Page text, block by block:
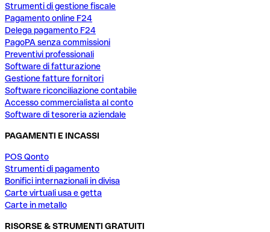
Strumenti di gestione fiscale
Pagamento online F24
Delega pagamento F24
PagoPA senza commissioni
Preventivi professionali
Software di fatturazione
Gestione fatture fornitori
Software riconciliazione contabile
Accesso commercialista al conto
Software di tesoreria aziendale
PAGAMENTI E INCASSI
POS Qonto
Strumenti di pagamento
Bonifici internazionali in divisa
Carte virtuali usa e getta
Carte in metallo
RISORSE & STRUMENTI GRATUITI